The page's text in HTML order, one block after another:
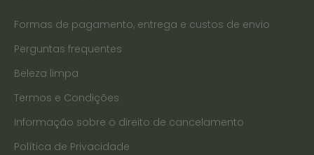
Formas de pagamento, entrega e custos de envio
Perguntas frequentes
Beleza limpa
Termos e Condições
Informação sobre o direito de cancelamento
Política de Privacidade